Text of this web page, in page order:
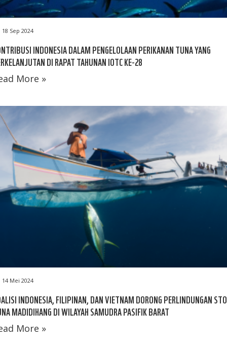
18 Sep 2024
INDONESIA DALAM PENGELOLAAN PERIKANAN TUNA YANG
DI RAPAT TAHUNAN IOTC KE-28
More »
14 Mei 2024
INDONESIA, FILIPINAN, DAN VIETNAM DORONG PERLINDUNGAN
MADIDIHANG DI WILAYAH SAMUDRA PASIFIK BARAT
More »